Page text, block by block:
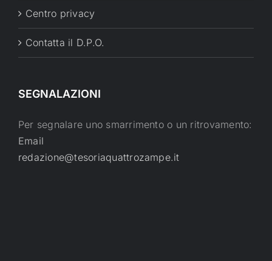
Centro privacy
Contatta il D.P.O.
SEGNALAZIONI
Per segnalare uno smarrimento o un ritrovamento:
Email
redazione@tesoriaquattrozampe.it